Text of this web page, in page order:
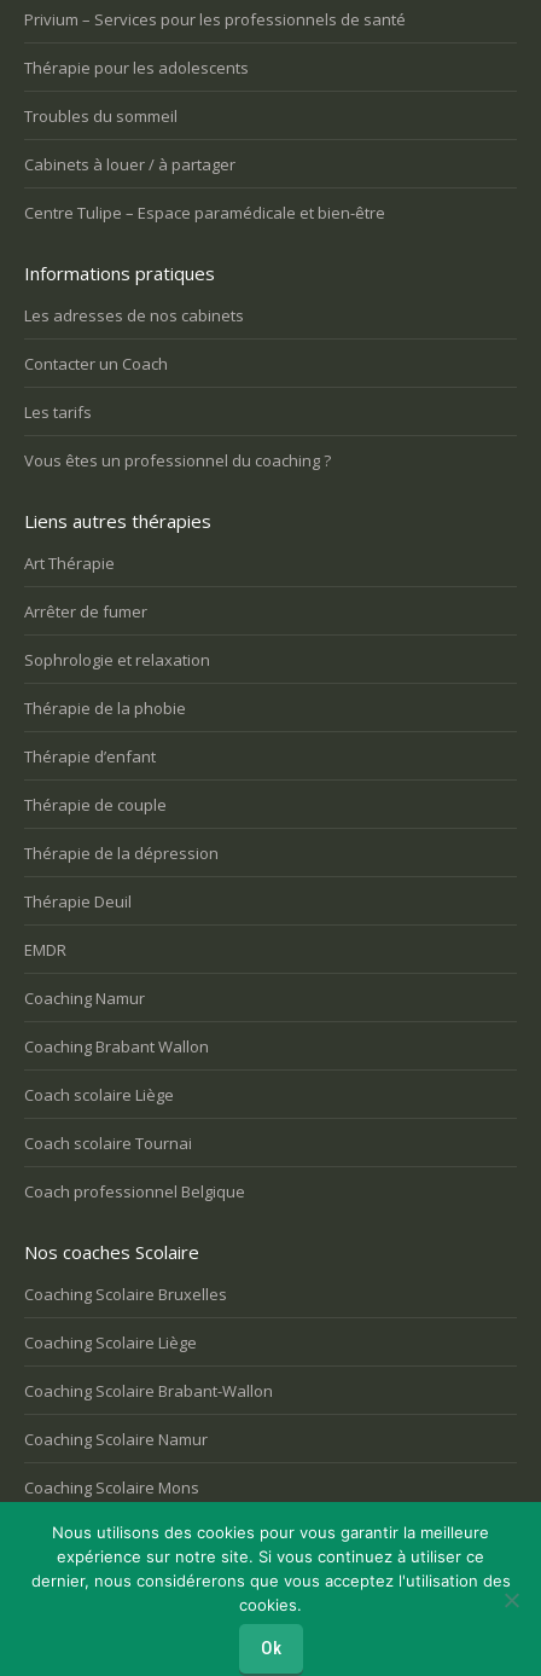
Privium – Services pour les professionnels de santé
Thérapie pour les adolescents
Troubles du sommeil
Cabinets à louer / à partager
Centre Tulipe – Espace paramédicale et bien-être
Informations pratiques
Les adresses de nos cabinets
Contacter un Coach
Les tarifs
Vous êtes un professionnel du coaching ?
Liens autres thérapies
Art Thérapie
Arrêter de fumer
Sophrologie et relaxation
Thérapie de la phobie
Thérapie d’enfant
Thérapie de couple
Thérapie de la dépression
Thérapie Deuil
EMDR
Coaching Namur
Coaching Brabant Wallon
Coach scolaire Liège
Coach scolaire Tournai
Coach professionnel Belgique
Nos coaches Scolaire
Coaching Scolaire Bruxelles
Coaching Scolaire Liège
Coaching Scolaire Brabant-Wallon
Coaching Scolaire Namur
Coaching Scolaire Mons
Copyright © 2026Coaching Belgique , tous droits réservés.
Privium – Des services qui soutiennent vos soins. Pour
psychologues, psychotherapeutes et hypnotherapeutes.
RGPD - Politique de Protection de la Vie Privée
Nous utilisons des cookies pour vous garantir la meilleure
expérience sur notre site. Si vous continuez à utiliser ce
dernier, nous considérerons que vous acceptez l'utilisation des
cookies.
Ok